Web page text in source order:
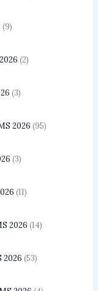
9
2
3
2026 95
3
11
2026 14
2026 53